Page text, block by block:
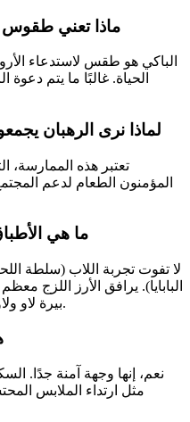
ماذا تعني طقوس
الباكي هو طقس لاستدعاء
الحياة. غالبًا ما يتم دعوة
لماذا نرى الرهبان
تعتبر هذه الممارسة،
المؤمنون الطعام لدعم
ما هي
لا تفوت تجربة اللاب (سلطة
البابايا). يرافق الأرز اللزج
بيرة لاو ولاو لاو (مشروب الأرز) من الأساسيات.
نعم، إنها وجهة آمنة جدًا.
مثل ارتداء الملابس